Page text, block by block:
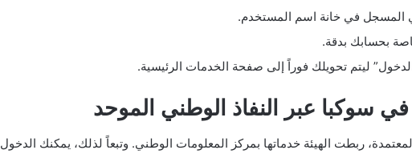
المسجل في خانة اسم المستخدم.
بحسابك بدقة.
ليتم تحويلك فوراً إلى صفحة الخدمات الرئيسية.
سوكبا عبر النفاذ الوطني الموحد
ربطت الهيئة خدماتها بمركز المعلومات الوطني. وتبعاً لذلك، يمكنك الدخول